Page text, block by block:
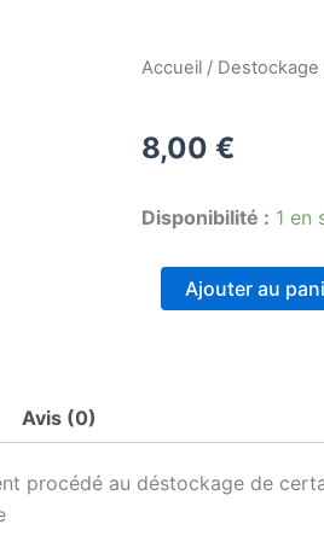
Accueil / Destockage
8,00 €
Disponibilité : 1 en
quantité
découper
Ajouter au
Avis (0)
procédé au déstockage de